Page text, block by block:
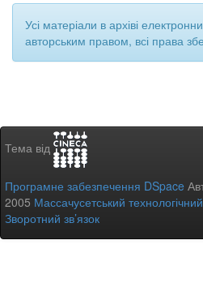
Усі матеріали в архіві
авторським правом, всі права
Тема від
Програмне забезпечення DSpace
2005 Массачусетський технологічний
Зворотний зв’язок